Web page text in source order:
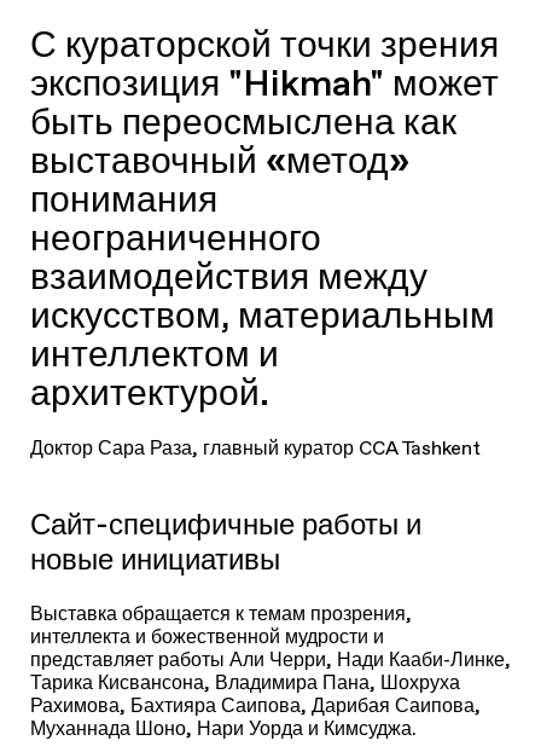
С кураторской точки зрения
экспозиция "Hikmah" может
быть переосмыслена как
выставочный «метод»
понимания
неограниченного
взаимодействия между
искусством, материальным
интеллектом и
архитектурой.
Доктор Сара Раза, главный куратор CCA Tashkent
Сайт-специфичные работы и
новые инициативы
Выставка обращается к темам прозрения,
интеллекта и божественной мудрости и
представляет работы Али Черри, Нади Кааби-Линке,
Тарика Кисвансона, Владимира Пана, Шохруха
Рахимова, Бахтияра Саипова, Дарибая Саипова,
Муханнада Шоно, Нари Уорда и Кимсуджа.